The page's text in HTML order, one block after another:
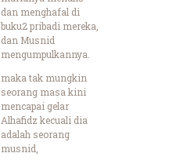
dan menghafal di
buku2 pribadi mereka,
dan Musnid
mengumpulkannya.
maka tak mungkin
seorang masa kini
mencapai gelar
Alhafidz kecuali dia
adalah seorang
musnid,